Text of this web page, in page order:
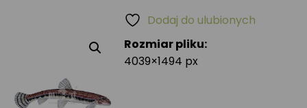
Rozmiar pliku:
4039×1494 px
Dodaj do ulubionych